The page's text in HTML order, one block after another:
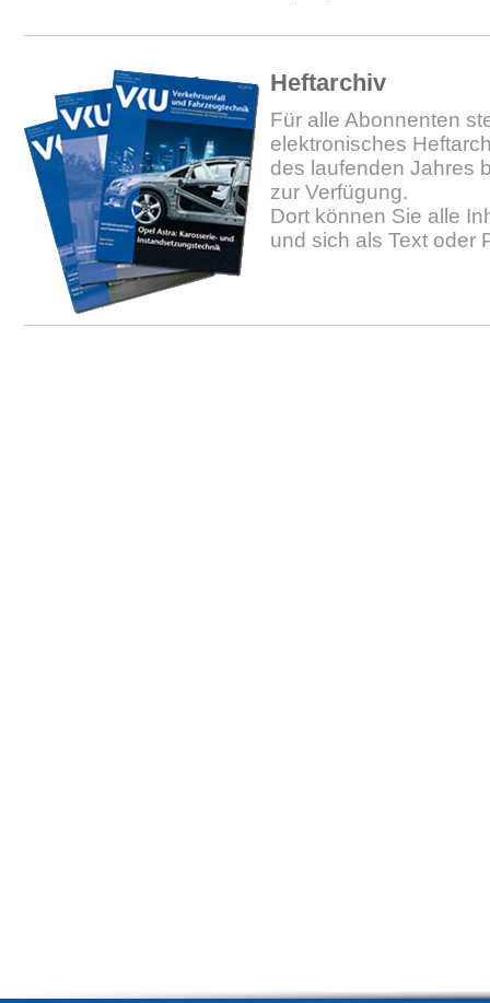
Heftarchiv
Für alle Abonnenten
elektronisches
des laufenden Jahres
zur Verfügung.
Dort können Sie alle
und sich als Text oder